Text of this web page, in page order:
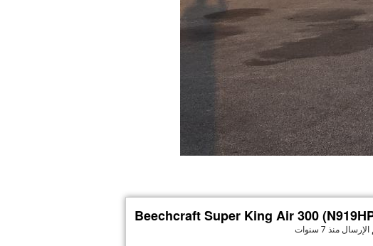
Beechcraft Super King Air 300
الإرسال منذ 7 سنوات